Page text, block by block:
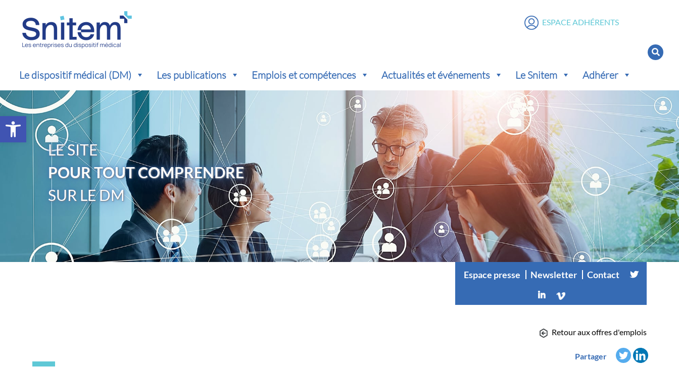
Ouvrir la barre d’outils
Le dispositif médical (DM) Les publications Emplois et compétences Actualités et événements Le Snitem Adhérer
ESPACE ADHÉRENTS
LE SITE
POUR TOUT COMPRENDRE
SUR LE DM
Espace presse Newsletter Contact
Retour aux offres d'emplois
Partager